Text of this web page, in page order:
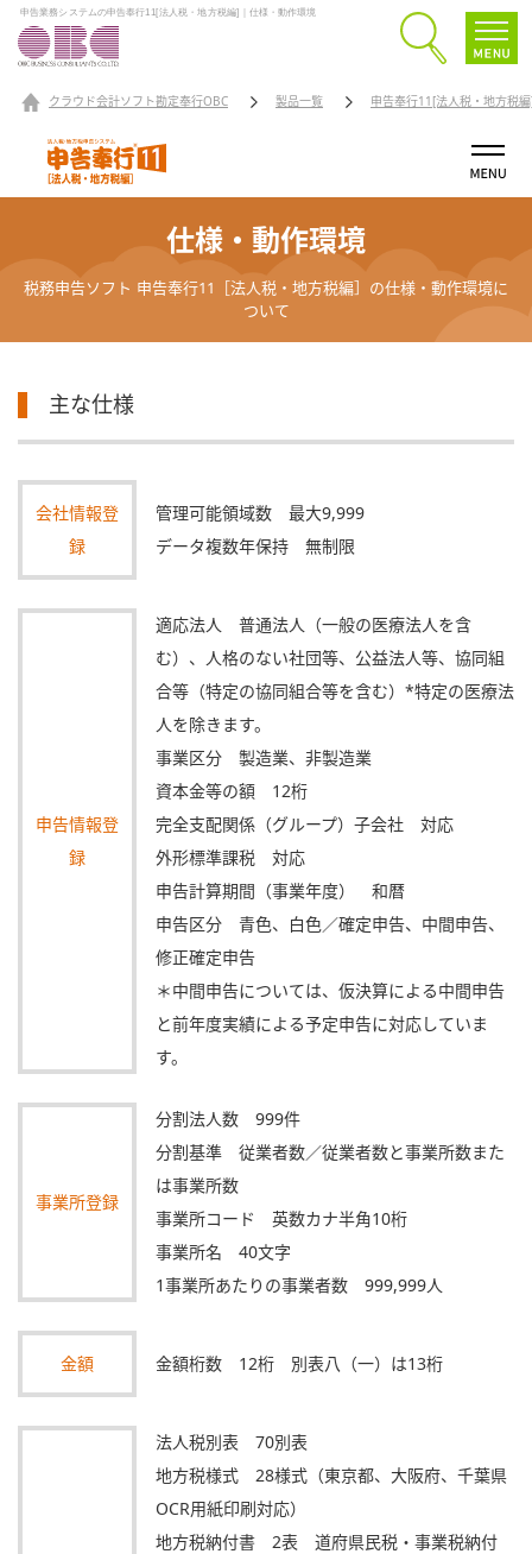
申告業務システムの申告奉行11[法人税・地方税編]｜仕様・動作環境
クラウド会計ソフト勘定奉行OBC 製品一覧 申告奉行11[法人税・地方税
仕様・動作環境
税務申告ソフト 申告奉行11［法人税・地方税編］の仕様・動作環境に
ついて
主な仕様
会社情報登
録
管理可能領域数 最大9,999
データ複数年保持 無制限
申告情報登
録
適応法人 普通法人（一般の医療法人を含
む）、人格のない社団等、公益法人等、協同組
合等（特定の協同組合等を含む）*特定の医療法
人を除きます。
事業区分 製造業、非製造業
資本金等の額 12桁
完全支配関係（グループ）子会社 対応
外形標準課税 対応
申告計算期間（事業年度） 和暦
申告区分 青色、白色／確定申告、中間申告、
修正確定申告
＊中間申告については、仮決算による中間申告
と前年度実績による予定申告に対応していま
す。
事業所登録
分割法人数 999件
分割基準 従業者数／従業者数と事業所数また
は事業所数
事業所コード 英数カナ半角10桁
事業所名 40文字
1事業所あたりの事業者数 999,999人
金額 金額桁数 12桁 別表八（一）は13桁
法人税別表 70別表
地方税様式 28様式（東京都、大阪府、千葉県
OCR用紙印刷対応）
地方税納付書 2表 道府県民税・事業税納付